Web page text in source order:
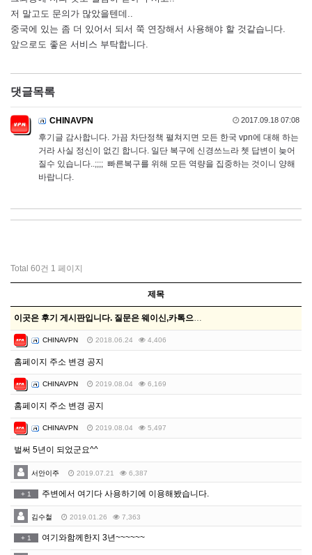
저 말고도 문의가 많았을텐데..
중국에 있는 좀 더 있어서 되서 쭉 연장해서 사용해야 할 것같습니다.
앞으로도 좋은 서비스 부탁합니다.
댓글목록
CHINAVPN 2017.09.18 07:08
후기글 감사합니다. 가끔 차단정책 펼쳐지면 모든 한국 vpn에 대해 하는
거라 사실 정신이 없긴 합니다. 일단 복구에 신경쓰느라 쳇 답변이 늦어
질수 있습니다..;;;; 빠른복구를 위해 모든 역량을 집중하는 것이니 양해
바랍니다.
Total 60건 1 페이지
제목
이곳은 후기 게시판입니다. 질문은 웨이신,카톡으로문의주…
CHINAVPN 2018.06.24 4,406
홈페이지 주소 변경 공지
CHINAVPN 2019.08.04 6,169
홈페이지 주소 변경 공지
CHINAVPN 2019.08.04 5,497
벌써 5년이 되었군요^^
서안이주 2019.07.21 6,387
+ 1 주변에서 여기다 사용하기에 이용해봤습니다.
김수철 2019.01.26 7,363
+ 1 여기와함께한지 3년~~~~~~